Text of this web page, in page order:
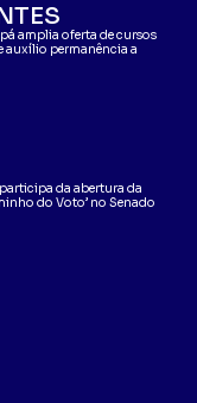
amplia oferta de cursos
auxílio permanência a
da abertura da
do Voto’ no Senado